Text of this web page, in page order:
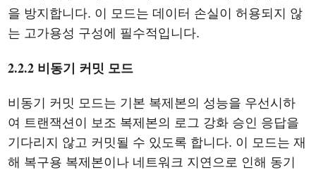
을 방지합니다. 이 모드는 데이터 손실이 허용되지 않
는 고가용성 구성에 필수적입니다.
2.2.2 비동기 커밋 모드
비동기 커밋 모드는 기본 복제본의 성능을 우선시하
여 트랜잭션이 보조 복제본의 로그 강화 승인 응답을
기다리지 않고 커밋될 수 있도록 합니다. 이 모드는 재
해 복구용 복제본이나 네트워크 지연으로 인해 동기